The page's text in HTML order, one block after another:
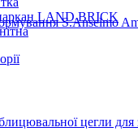
S.Anselmo
LAND BRICK
цегли для